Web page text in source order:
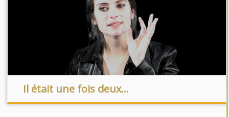
Il était une fois deux…